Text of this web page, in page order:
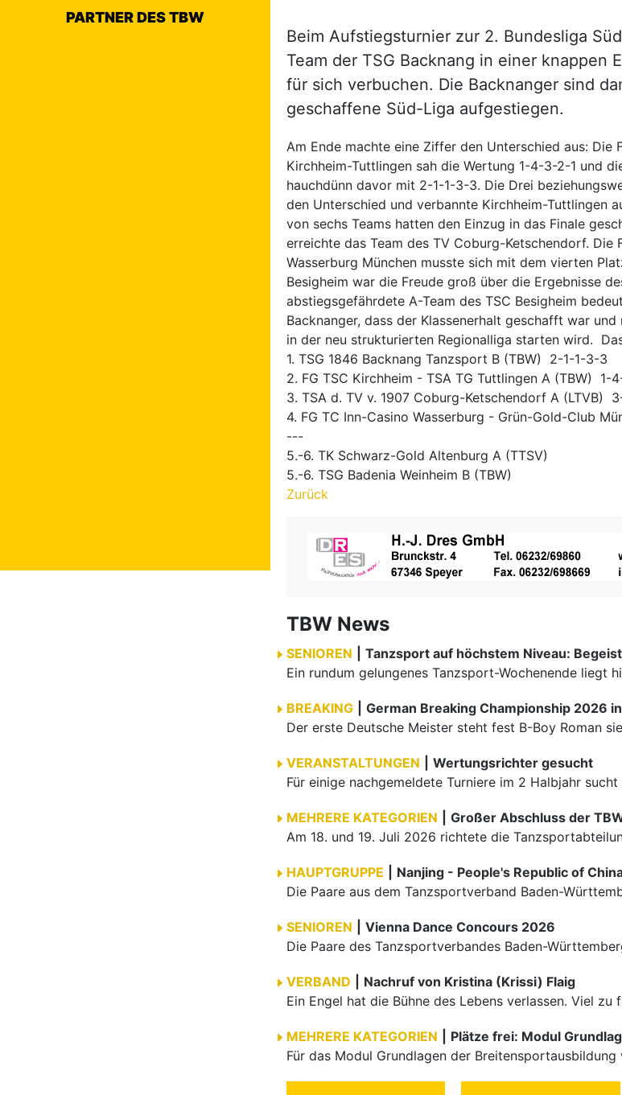
PARTNER DES TBW
Beim Aufstiegsturnier zur 2. Bundesliga
Team der TSG Backnang in einer knappen
für sich verbuchen. Die Backnanger sind
geschaffene Süd-Liga aufgestiegen.
Am Ende machte eine Ziffer den Unterschied aus: Die
Kirchheim-Tuttlingen sah die Wertung 1-4-3-2-1 und
hauchdünn davor mit 2-1-1-3-3. Die Drei
den Unterschied und verbannte Kirchheim-Tuttlingen
von sechs Teams hatten den Einzug in das Finale
erreichte das Team des TV Coburg-Ketschendorf. Die
Wasserburg München musste sich mit dem vierten
Besigheim war die Freude groß über die Ergebnisse
abstiegsgefährdete A-Team des TSC Besigheim
Backnanger, dass der Klassenerhalt geschafft war
in der neu strukturierten Regionalliga starten wird.
1. TSG 1846 Backnang Tanzsport B (TBW) 2-1-1-3-3
2. FG TSC Kirchheim - TSA TG Tuttlingen A (TBW) 1-
3. TSA d. TV v. 1907 Coburg-Ketschendorf A (LTVB)
4. FG TC Inn-Casino Wasserburg - Grün-Gold-Club
---
5.-6. TK Schwarz-Gold Altenburg A (TTSV)
5.-6. TSG Badenia Weinheim B (TBW)
Zurück
TBW News
SENIOREN
BREAKING
German Breaking Championship 2026
VERANSTALTUNGEN
Wertungsrichter gesucht
MEHRERE KATEGORIEN
Großer Abschluss der
HAUPTGRUPPE
Nanjing - People's Republic of
SENIOREN
Vienna Dance Concours 2026
VERBAND
Nachruf von Kristina (Krissi) Flaig
MEHRERE KATEGORIEN
Plätze frei: Modul